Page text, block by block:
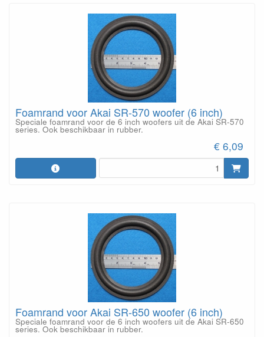
Foamrand voor Akai SR-570 woofer (6 inch)
Speciale foamrand voor de 6 inch woofers uit de Akai SR-570
series. Ook beschikbaar in rubber.
€ 6,09
Foamrand voor Akai SR-650 woofer (6 inch)
Speciale foamrand voor de 6 inch woofers uit de Akai SR-650
series. Ook beschikbaar in rubber.